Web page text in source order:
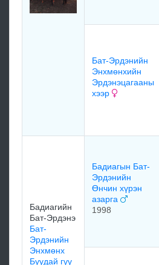
Бат-Эрдэнийн
Энхмөнхийн
Эрдэнэцагааны
хээр
Бадиагийн
Бат-Эрдэнэ
Бат-
Эрдэнийн
Энхмөнх
Буудай гүү
Бадиагын Бат-
Эрдэнийн
Өнчин хүрэн
азарга
1998